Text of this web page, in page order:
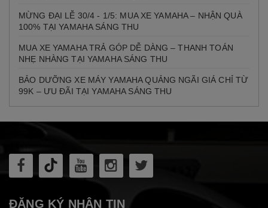
MỪNG ĐẠI LỄ 30/4 - 1/5: MUA XE YAMAHA – NHẬN QUÀ
100% TẠI YAMAHA SÁNG THU
MUA XE YAMAHA TRẢ GÓP DỄ DÀNG – THANH TOÁN
NHẸ NHÀNG TẠI YAMAHA SÁNG THU
BẢO DƯỠNG XE MÁY YAMAHA QUẢNG NGÃI GIÁ CHỈ TỪ
99K – ƯU ĐÃI TẠI YAMAHA SÁNG THU
ĐĂNG KÝ NHẬN TIN